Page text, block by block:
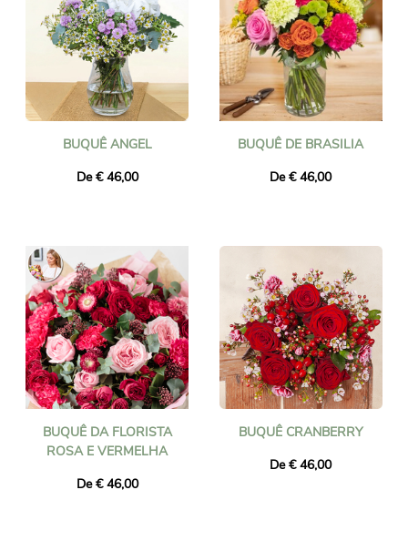
BUQUÊ ANGEL
De € 46,00
BUQUÊ DE BRASILIA
De € 46,00
BUQUÊ DA FLORISTA
ROSA E VERMELHA
De € 46,00
BUQUÊ CRANBERRY
De € 46,00